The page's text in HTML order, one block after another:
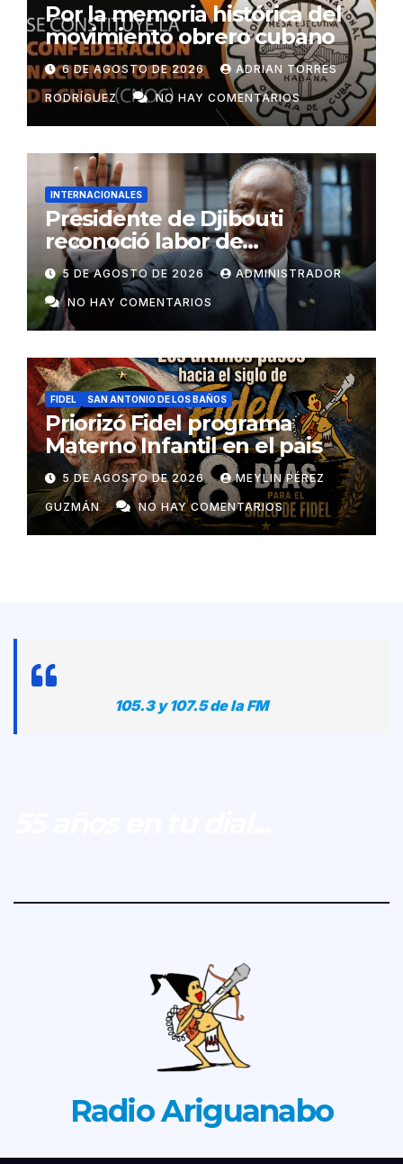
Por la memoria histórica del
movimiento obrero cubano
6 DE AGOSTO DE 2026 ADRIAN TORRES
RODRÍGUEZ NO HAY COMENTARIOS
INTERNACIONALES
Presidente de Djibouti
reconoció labor de
colaboradores de Cuba
5 DE AGOSTO DE 2026 ADMINISTRADOR
NO HAY COMENTARIOS
FIDEL SAN ANTONIO DE LOS BAÑOS
Priorizó Fidel programa
Materno Infantil en el pais
5 DE AGOSTO DE 2026 MEYLIN PÉREZ
GUZMÁN NO HAY COMENTARIOS
105.3 y 107.5 de la FM
Radio Ariguanabo